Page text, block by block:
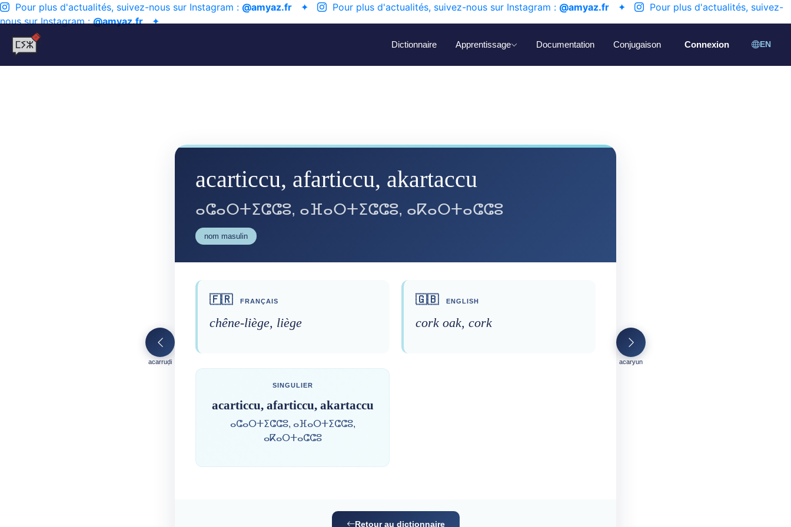
Pour plus d'actualités, suivez-nous sur Instagram : @amyaz.fr ✦ Pour plus d'actualités, suivez-nous sur Instagram : @amyaz.fr ✦
Pour plus d'actualités, suivez-
nous sur Instagram :@amyaz.fr✦
Dictionnaire Apprentissage Documentation Conjugaison Connexion EN
acarruḍi
acarticcu, afarticcu, akartaccu
ⴰⵛⴰⵔⵜⵉⵛⵛⵓ, ⴰⴼⴰⵔⵜⵉⵛⵛⵓ, ⴰⴽⴰⵔⵜⴰⵛⵛⵓ
nom masulin
🇫🇷 FRANÇAIS
chêne-liège, liège
🇬🇧 ENGLISH
cork oak, cork
SINGULIER
acarticcu, afarticcu, akartaccu
ⴰⵛⴰⵔⵜⵉⵛⵛⵓ, ⴰⴼⴰⵔⵜⵉⵛⵛⵓ,
ⴰⴽⴰⵔⵜⴰⵛⵛⵓ
Retour au dictionnaire
acaryun